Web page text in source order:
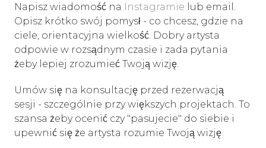
Napisz wiadomość na Instagramie lub email.
Opisz krótko swój pomysł - co chcesz, gdzie na
ciele, orientacyjna wielkość. Dobry artysta
odpowie w rozsądnym czasie i zadа pytania
żeby lepiej zrozumieć Twoją wizję.
Umów się na konsultację przed rezerwacją
sesji - szczególnie przy większych projektach. To
szansa żeby ocenić czy "pasujecie" do siebie i
upewnić się że artysta rozumie Twoją wizję.